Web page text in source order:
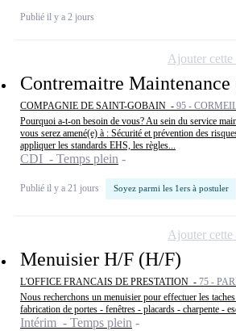
Publié il y a 2 jours
Contremaitre Maintenance
COMPAGNIE DE SAINT-GOBAIN - 95 -
Pourquoi a-t-on besoin de vous? Au sein du service
vous serez amené(e) à : Sécurité et prévention des
appliquer les standards EHS, les règles...
CDI - Temps plein
Publié il y a 21 jours Soyez parmi les 1ers à postuler
Ajouter cette
Menuisier H/F (H/F)
L'OFFICE FRANCAIS DE PRESTATION - 75 -
Nous recherchons un menuisier pour effectuer les
fabrication de portes - fenêtres - placards - charpente -
Intérim - Temps plein
Ajouter